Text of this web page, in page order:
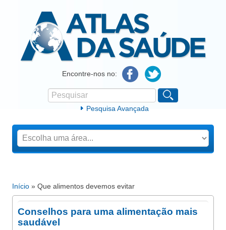
Atlas da SaúdeEncontre-nos no:
Formulário de procura
Pesquisar
Pesquisa Avançada
Está aqui
Início » Que alimentos devemos evitar
Conselhos para uma alimentação mais
saudável